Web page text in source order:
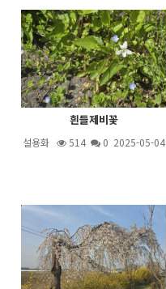
흰들제비꽃
설용화 514 0 2025-05-04